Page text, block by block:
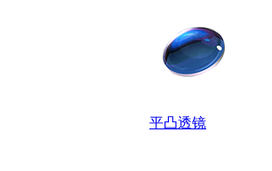
平凸透镜